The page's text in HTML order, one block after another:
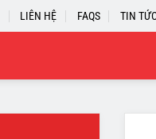
LIÊN HỆ FAQS TIN